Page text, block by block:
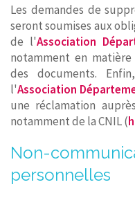
Les demandes de
seront soumises aux
de l'Association
notamment en matière
des documents.
l'Association
une réclamation
notamment de la CNIL (
Non-
personnelles